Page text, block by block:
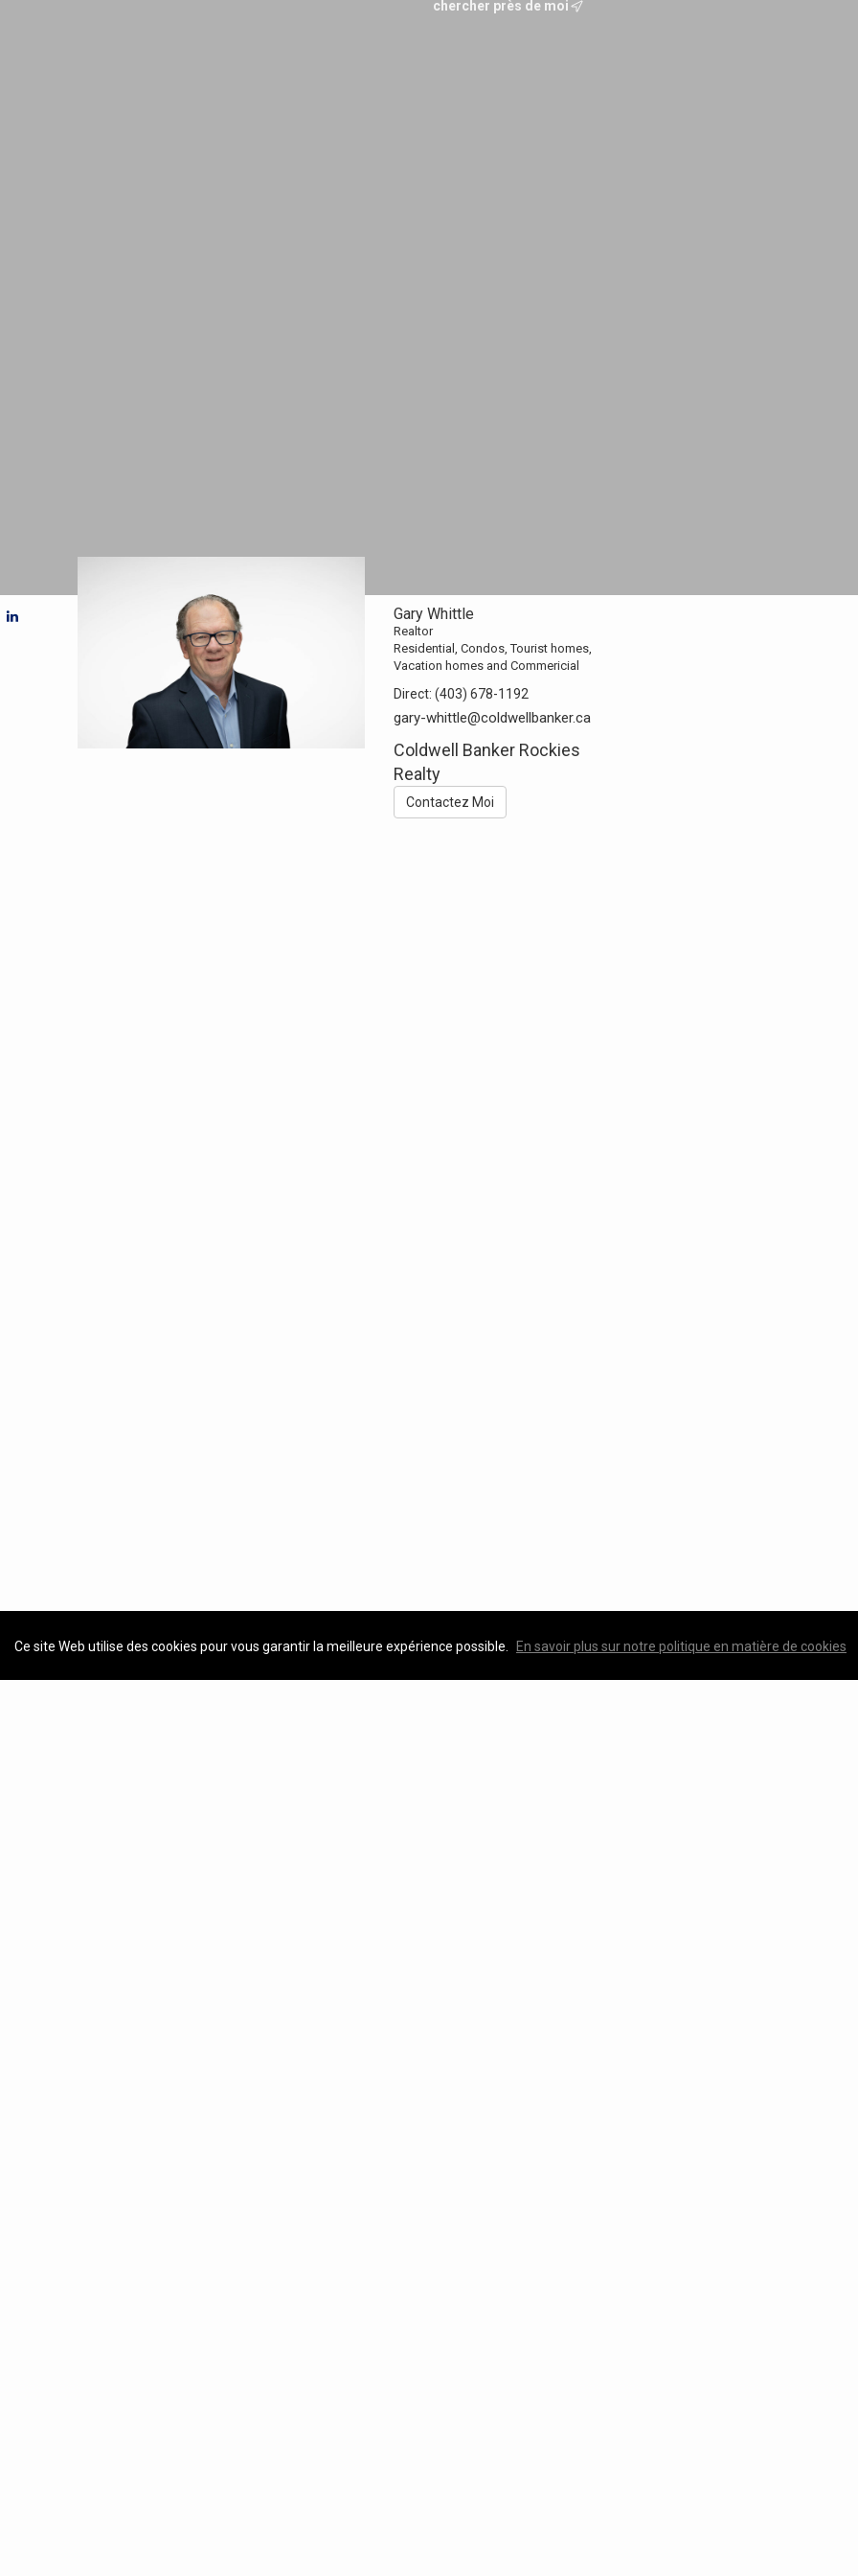
chercher près de moi
Gary Whittle
Realtor
Residential, Condos, Tourist homes,
Vacation homes and Commericial
Direct:(403) 678-1192
gary-whittle@coldwellbanker.ca
Coldwell Banker Rockies
Realty
Contactez Moi
Ce site Web utilise des cookies pour vous garantir la meilleure expérience possible. En savoir plus sur notre politique en matière de cookies